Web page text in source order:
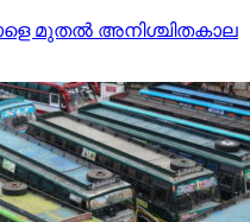
മുതൽ അനിശ്ചിതകാല